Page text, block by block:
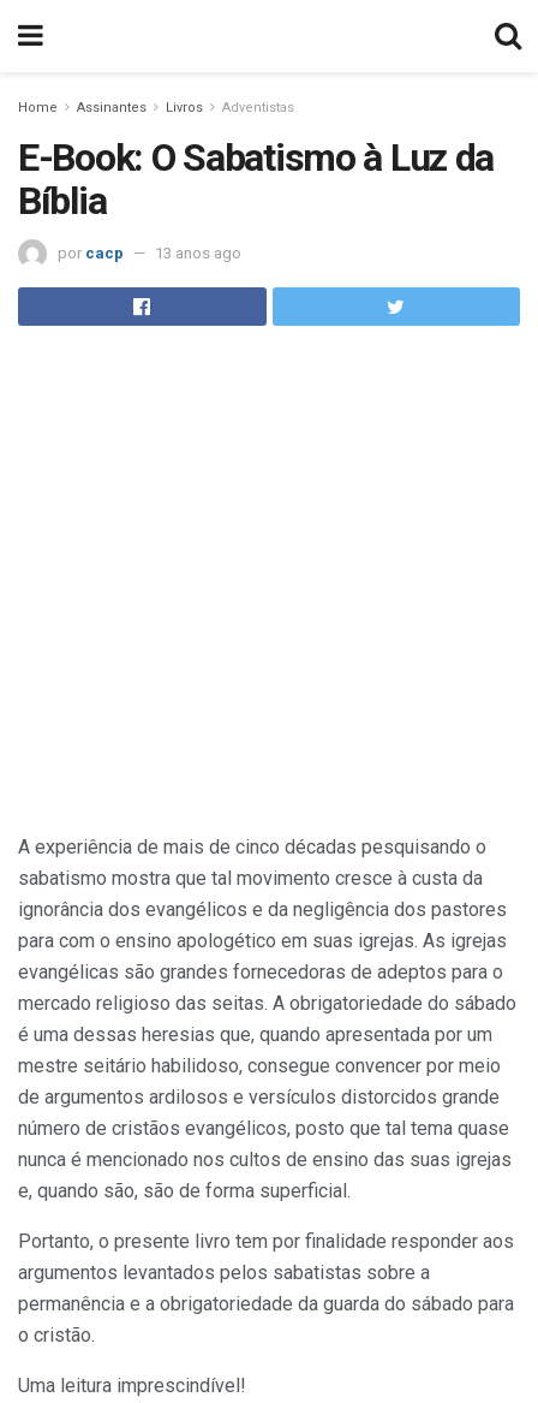
Home Assinantes Livros Adventistas
E-Book: O Sabatismo à Luz da
Bíblia
por cacp 13 anos ago
A experiência de mais de cinco décadas pesquisando o
sabatismo mostra que tal movimento cresce à custa da
ignorância dos evangélicos e da negligência dos pastores
para com o ensino apologético em suas igrejas. As igrejas
evangélicas são grandes fornecedoras de adeptos para o
mercado religioso das seitas. A obrigatoriedade do sábado
é uma dessas heresias que, quando apresentada por um
mestre seitário habilidoso, consegue convencer por meio
de argumentos ardilosos e versículos distorcidos grande
número de cristãos evangélicos, posto que tal tema quase
nunca é mencionado nos cultos de ensino das suas igrejas
e, quando são, são de forma superficial.
Portanto, o presente livro tem por finalidade responder aos
argumentos levantados pelos sabatistas sobre a
permanência e a obrigatoriedade da guarda do sábado para
o cristão.
Uma leitura imprescindível!